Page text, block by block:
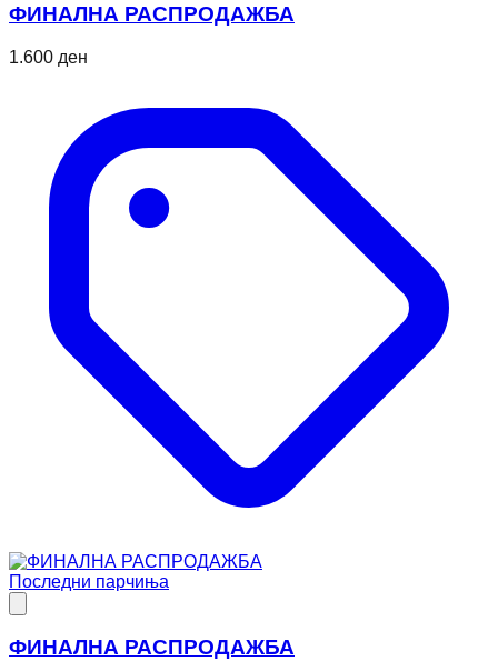
ФИНАЛНА РАСПРОДАЖБА
1.600 ден
Последни парчиња
ФИНАЛНА РАСПРОДАЖБА